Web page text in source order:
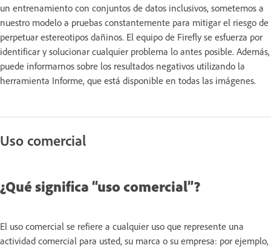
un entrenamiento con conjuntos de datos inclusivos, sometemos a
nuestro modelo a pruebas constantemente para mitigar el riesgo de
perpetuar estereotipos dañinos. El equipo de Firefly se esfuerza por
identificar y solucionar cualquier problema lo antes posible. Además,
puede informarnos sobre los resultados negativos utilizando la
herramienta Informe, que está disponible en todas las imágenes.
Uso comercial
¿Qué significa “uso comercial”?
El uso comercial se refiere a cualquier uso que represente una
actividad comercial para usted, su marca o su empresa: por ejemplo,